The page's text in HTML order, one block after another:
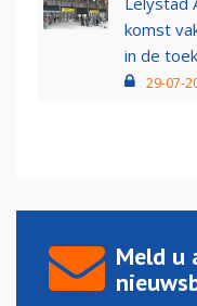
komst
in de
29-07-
Meld u